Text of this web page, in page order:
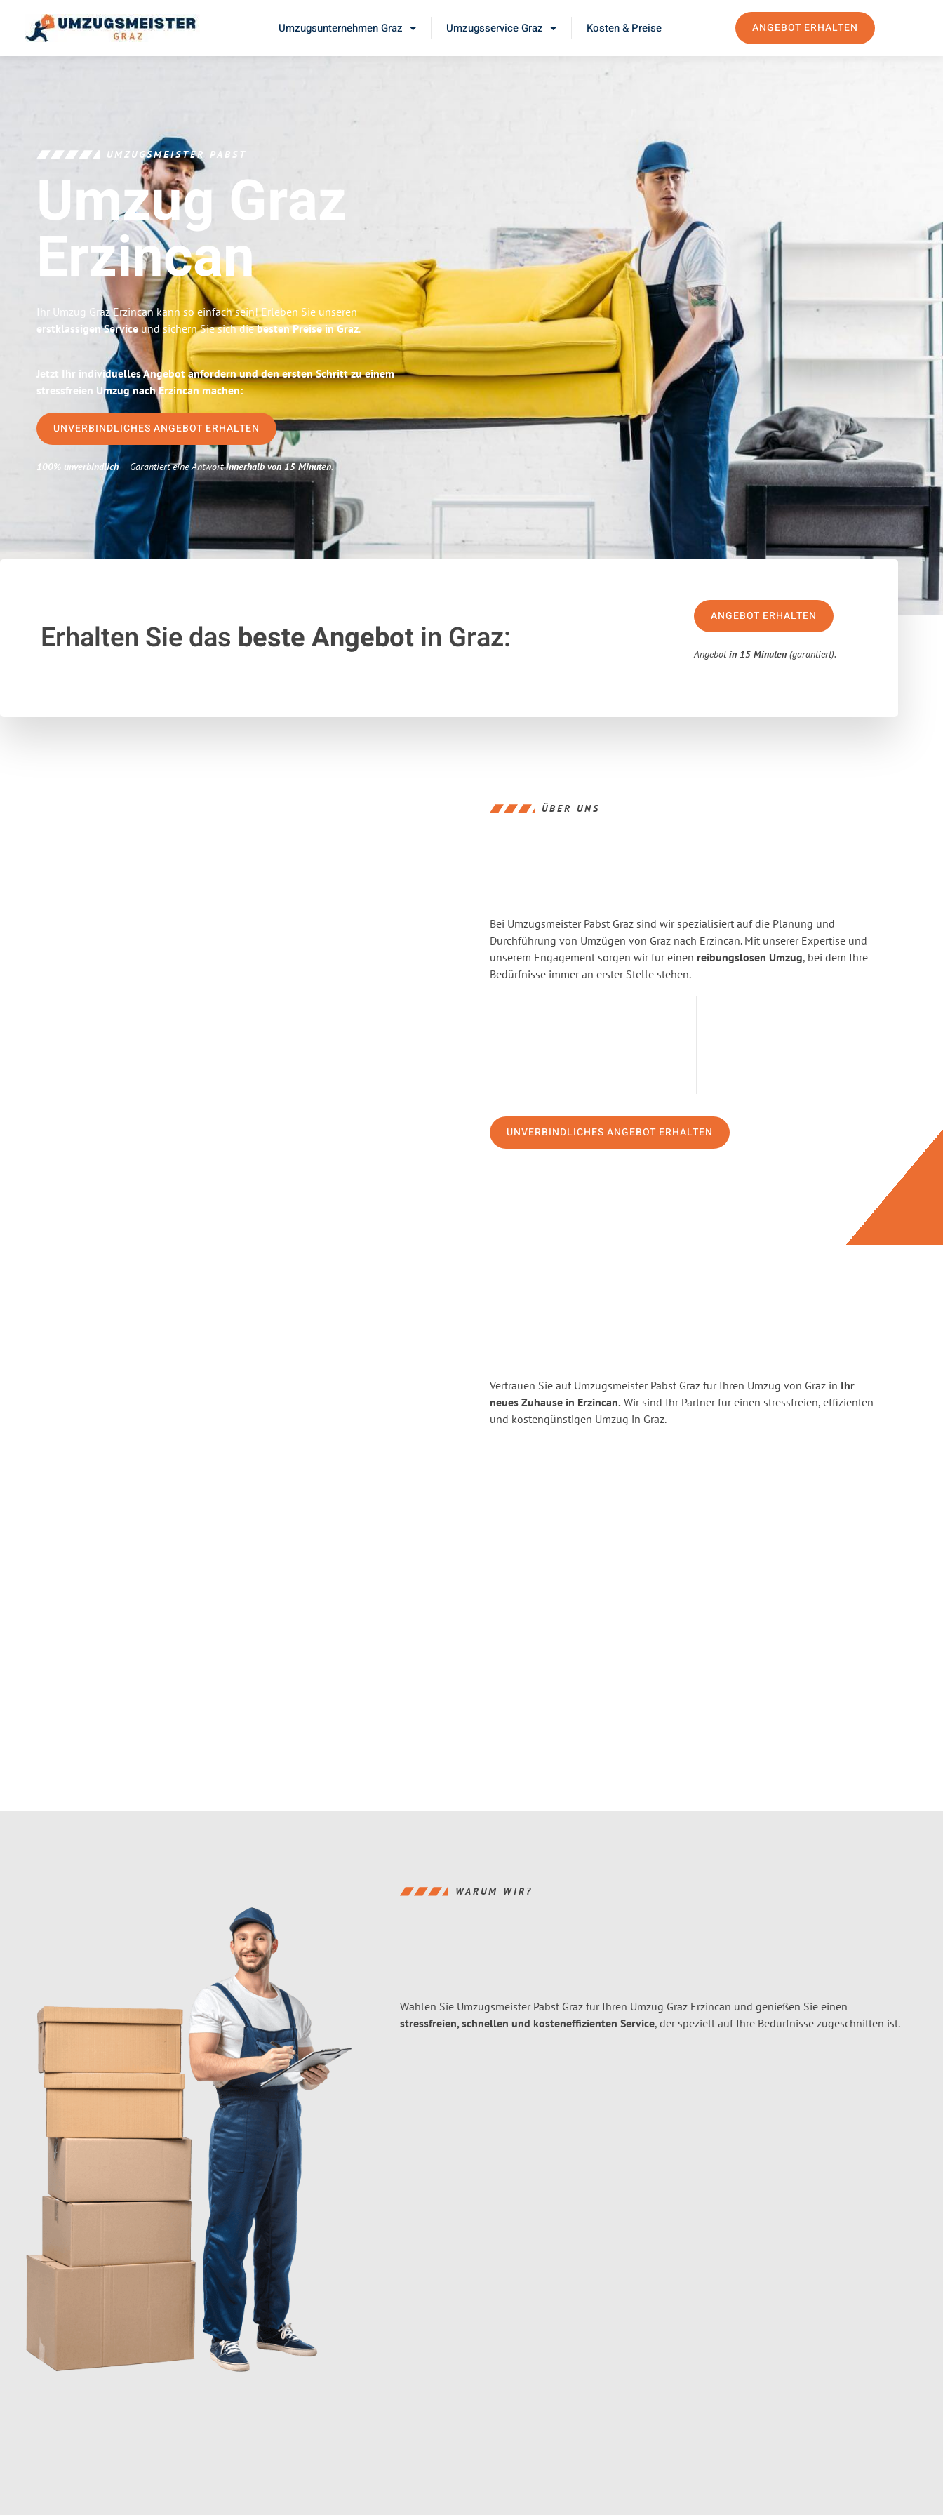
Umzugsunternehmen Graz Umzugsservice Graz Kosten & Preise ANGEBOT ERHALTEN
UMZUGSMEISTER PABST
Umzug Graz
Erzincan
Ihr Umzug Graz Erzincan kann so einfach sein! Erleben Sie unseren
erstklassigen Service und sichern Sie sich diebesten Preise in Graz.
Jetzt Ihr individuelles Angebot anfordern und den ersten Schritt zu einem
stressfreien Umzug nach Erzincan machen:
UNVERBINDLICHES ANGEBOT ERHALTEN
100% unverbindlich– Garantiert eine Antwortinnerhalb von 15 Minuten.
Erhalten Sie das beste Angebotin Graz:
ANGEBOT ERHALTEN
Angebotin 15 Minuten (garantiert).
ÜBER UNS
Bei Umzugsmeister Pabst Graz sind wir spezialisiert auf die Planung und
Durchführung von Umzügen von Graz nach Erzincan. Mit unserer Expertise und
unserem Engagement sorgen wir für einen reibungslosen Umzug, bei dem Ihre
Bedürfnisse immer an erster Stelle stehen.
UNVERBINDLICHES ANGEBOT ERHALTEN
Vertrauen Sie auf Umzugsmeister Pabst Graz für Ihren Umzug von Graz in Ihr
neues Zuhause in Erzincan. Wir sind Ihr Partner für einen stressfreien, effizienten
und kostengünstigen Umzug in Graz.
WARUM WIR?
Wählen Sie Umzugsmeister Pabst Graz für Ihren Umzug Graz Erzincan und genießen Sie einen
stressfreien, schnellen und kosteneffizienten Service, der speziell auf Ihre Bedürfnisse zugeschnitten ist.